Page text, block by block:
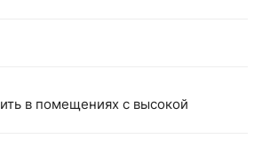
в помещениях с высокой